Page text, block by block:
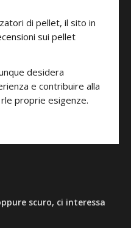
di pellet, il sito in
sui pellet
desidera
e contribuire alla
proprie esigenze.
scuro, ci interessa